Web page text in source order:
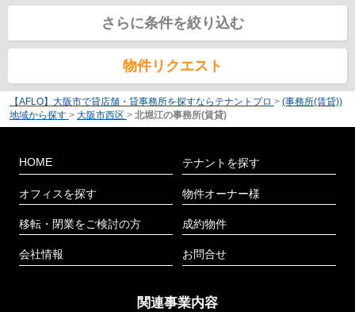
さらに条件を絞り込む
物件リクエスト
【AFLO】大阪市で貸店舗・貸事務所を探すならテナントプロ > (事務所(賃貸))
地域から探す > 大阪市西区 > 北堀江の事務所(賃貸)
HOME
オフィスを探す
移転・閉業をご検討の方
会社情報
テナントを探す
物件オーナー様
成約物件
お問合せ
関連事業内容